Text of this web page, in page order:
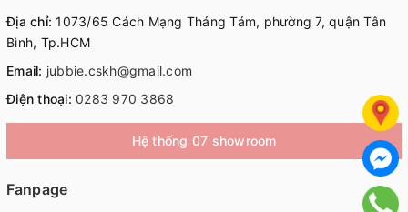
Địa chỉ: 1073/65 Cách Mạng Tháng Tám, phường 7, quận Tân
Bình, Tp.HCM
Email: jubbie.cskh@gmail.com
Điện thoại: 0283 970 3868
Hệ thống 07 showroom
Fanpage